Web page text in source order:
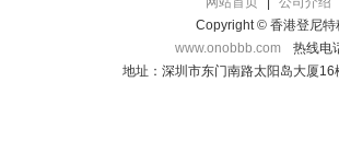
Copyright © 香港登尼特
www.onobbb.com
热线电
地址：深圳市东门南路太阳岛大厦